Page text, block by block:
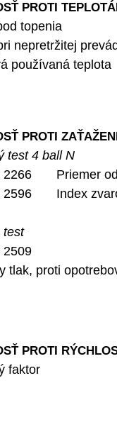
PROTI
topenia
nepretržitej
používaná teplota
PROTI
test 4 ball N
2266 Priemer
2596 Index
test
D 2509
tlak, proti
PROTI
faktor